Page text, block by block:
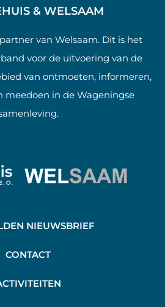
& WELSAAM
van Welsaam. Dit is het
voor de uitvoering van de
van ontmoeten, informeren,
meedoen in de Wageningse
NIEUWSBRIEF
CONTACT
CTIVITEITEN